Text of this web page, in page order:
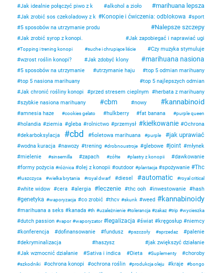
Jak idealnie połączyć piwo z k alkohol a zioło marihuana lepsza
Jak zrobić sos czekoladowy z k Konopie i ćwiczenia: odblokowa
sport
5 sposobów na utrzymanie produ
Nalepsze szczepy
Jak zrobić syrop z konopi. Jak zapobiegać i naprawiać ugi
Topping i trening konopi suche i chrupiące liście
Czy muzyka stymuluje
wzrost roślin konopi?
Jak zdobyć klony marihuana nasiona
5 sposobów na utrzymanie utrzymanie haju
top 5 odmian marihuany
top 5 nasiona marihuany
top 5 najlepszych odmian
Jak chronić rośliny konopi
przed stresem cieplnym
herbata z marihuany
szybkie nasiona marihuany
cbm nowy kannabinoid
amnesia haze cookies gelato hulkberry fat banana purple queen
holandia ziemia gleba rolnictwo przemysł kiełkowanie
Ochrona
dekarboksylacja
cbd fioletowa marihuana purple jak uprawiać
wodna kuracja nawozy trening drobnoustroje glebowe joint
młynek
mielenie
sinsemilla zapach zółte plastry z konopii
dawkowanie
formy pożycia
różnica olej z konopii outdoor plantacja spożywanie Thc
łuszczyca wielka brytania royal dwarf diesel automatic royal critical
white widow cera alergia leczenie thc ooh inwestowanie hash
genetyka waporyzacja co zrobić thcv skunk weed kannabinoidy
marihuana a seks kanada th uzależnienie tolerancja zakaz trip wycieszka
dutch passion vapor waporyzator legalizacja świat kręgosłup
niemcy
konferencja
dofinansowanie fundusz pszczoły sprzedaz
palenie
dekryminalizacja
haszysz
jak zwiększyć działanie
Jak wzmocnić działanie
Sativa i indica Dieta Suplementy choroby
szkodniki ochrona konopi ochrona roślin produkcja oleju kraje
bongo